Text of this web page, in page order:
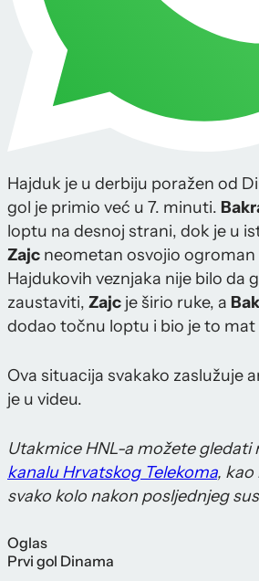
Hajduk je u derbiju poražen od
gol je primio već u 7. minuti.
loptu na desnoj strani, dok je u
Zajc neometan osvojio
Hajdukovih veznjaka nije bilo da
zaustaviti, Zajc je širio ruke, a
dodao točnu loptu i bio je to mat
Ova situacija svakako zaslužuje
je u videu.
Utakmice HNL-a možete gledati
kanalu Hrvatskog Telekoma, kao
svako kolo nakon posljednjeg
Oglas
Prvi gol Dinama